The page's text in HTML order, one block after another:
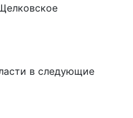
в следующие